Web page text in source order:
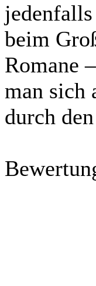
beim
Romane
man sich
durch